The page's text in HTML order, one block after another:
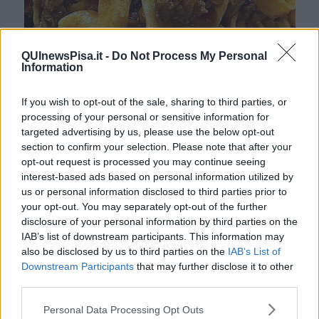
QUInewsPisa.it - Do Not Process My Personal
Information
If you wish to opt-out of the sale, sharing to third parties, or
processing of your personal or sensitive information for
targeted advertising by us, please use the below opt-out
section to confirm your selection. Please note that after your
opt-out request is processed you may continue seeing
interest-based ads based on personal information utilized by
us or personal information disclosed to third parties prior to
your opt-out. You may separately opt-out of the further
disclosure of your personal information by third parties on the
IAB’s list of downstream participants. This information may
also be disclosed by us to third parties on the IAB’s List of
Downstream Participants that may further disclose it to other
Personal Data Processing Opt Outs
RAGU’ COME LO FACCIO IO
Ingredienti
300 gr di macinato grosso di manzo
200 gr di macinato di carne suina
1 grossa cipolla rossa
1 ciuffetto di prezzemolo